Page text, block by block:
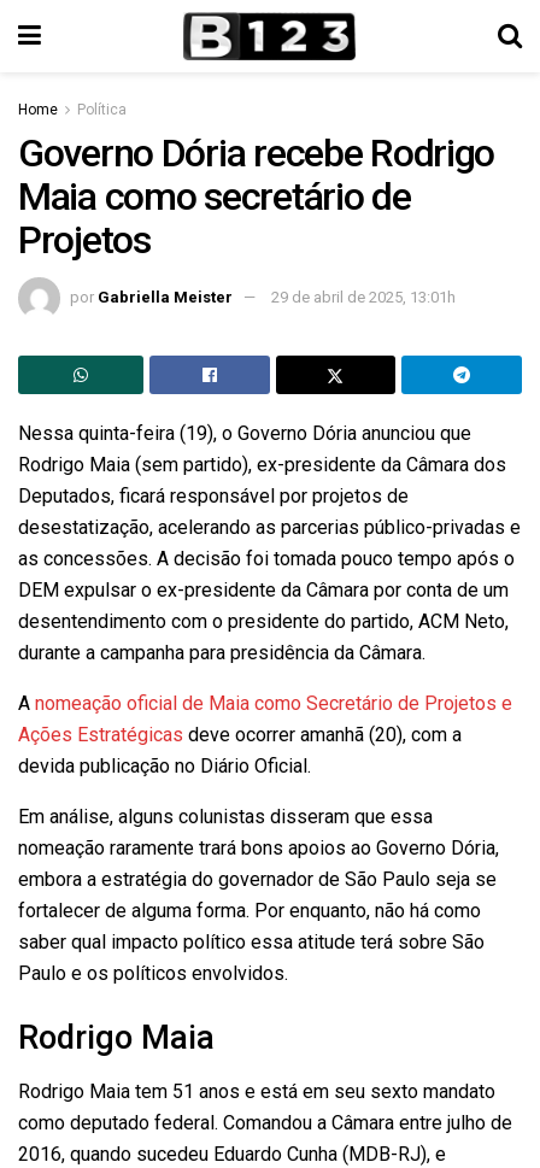
Home Política
Governo Dória recebe Rodrigo
Maia como secretário de
Projetos
por Gabriella Meister 29 de abril de 2025, 13:01h
Nessa quinta-feira (19), o Governo Dória anunciou que
Rodrigo Maia (sem partido), ex-presidente da Câmara dos
Deputados, ficará responsável por projetos de
desestatização, acelerando as parcerias público-privadas e
as concessões. A decisão foi tomada pouco tempo após o
DEM expulsar o ex-presidente da Câmara por conta de um
desentendimento com o presidente do partido, ACM Neto,
durante a campanha para presidência da Câmara.
A nomeação oficial de Maia como Secretário de Projetos e
Ações Estratégicas deve ocorrer amanhã (20), com a
devida publicação no Diário Oficial.
Em análise, alguns colunistas disseram que essa
nomeação raramente trará bons apoios ao Governo Dória,
embora a estratégia do governador de São Paulo seja se
fortalecer de alguma forma. Por enquanto, não há como
saber qual impacto político essa atitude terá sobre São
Paulo e os políticos envolvidos.
Rodrigo Maia
Rodrigo Maia tem 51 anos e está em seu sexto mandato
como deputado federal. Comandou a Câmara entre julho de
2016, quando sucedeu Eduardo Cunha (MDB-RJ), e